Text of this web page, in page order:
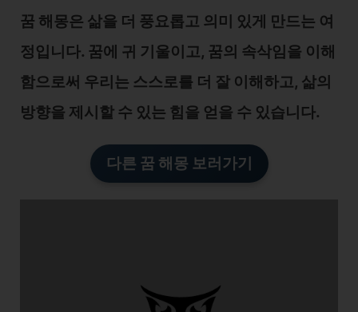
꿈 해몽은 삶을 더 풍요롭고 의미 있게 만드는 여
정입니다. 꿈에 귀 기울이고, 꿈의 속삭임을 이해
함으로써 우리는 스스로를 더 잘 이해하고, 삶의
방향을 제시할 수 있는 힘을 얻을 수 있습니다.
다른 꿈 해몽 보러가기